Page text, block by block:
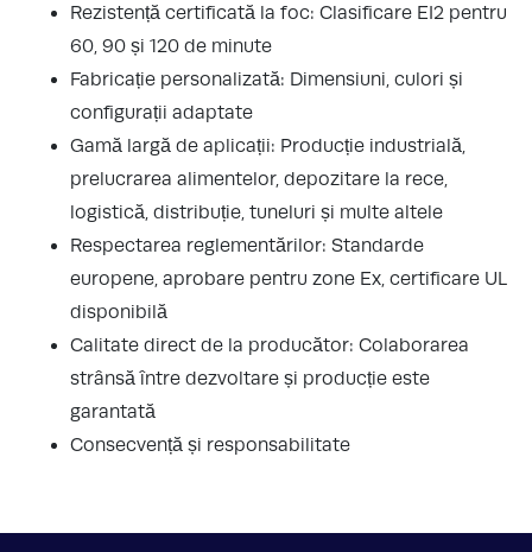
Rezistență certificată la foc: Clasificare EI2 pentru
60, 90 și 120 de minute
Fabricație personalizată: Dimensiuni, culori și
configurații adaptate
Gamă largă de aplicații: Producție industrială,
prelucrarea alimentelor, depozitare la rece,
logistică, distribuție, tuneluri și multe altele
Respectarea reglementărilor: Standarde
europene, aprobare pentru zone Ex, certificare UL
disponibilă
Calitate direct de la producător: Colaborarea
strânsă între dezvoltare și producție este
garantată
Consecvență și responsabilitate